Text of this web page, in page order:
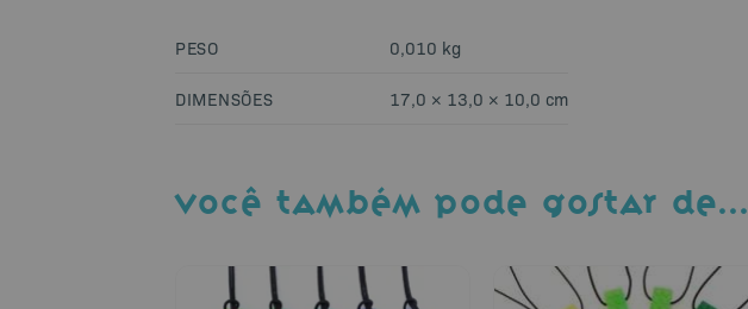
PESO 0,010 kg
DIMENSÕES 17,0 × 13,0 × 10,0 cm
VOCÊ TAMBÉM PODE GOSTAR DE…